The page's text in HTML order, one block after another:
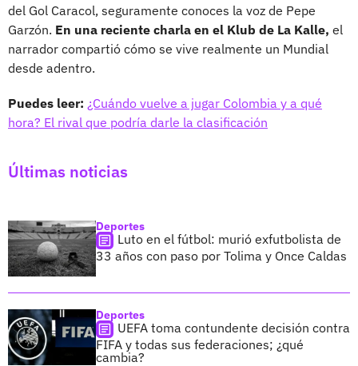
del Gol Caracol, seguramente conoces la voz de Pepe
Garzón. En una reciente charla en el Klub de La Kalle, el
narrador compartió cómo se vive realmente un Mundial
desde adentro.
Puedes leer: ¿Cuándo vuelve a jugar Colombia y a qué
hora? El rival que podría darle la clasificación
Últimas noticias
Deportes
Luto en el fútbol: murió exfutbolista de
33 años con paso por Tolima y Once Caldas
Deportes
UEFA toma contundente decisión contra
FIFA y todas sus federaciones; ¿qué
cambia?